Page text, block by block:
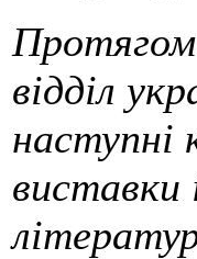
Протягом
відділ
наступні
виставки